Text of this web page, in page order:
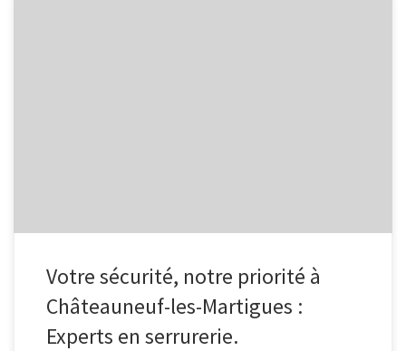
Votre sécurité, notre priorité à
Châteauneuf-les-Martigues :
Experts en serrurerie.